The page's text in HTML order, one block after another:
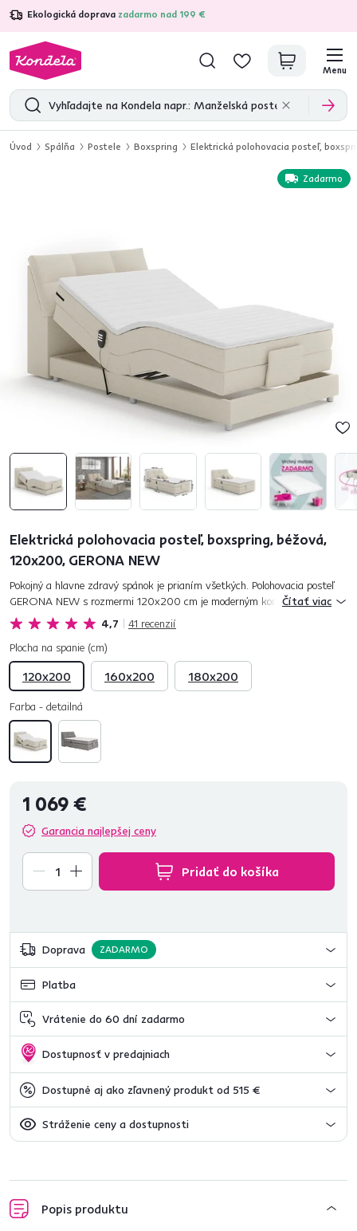
Ekologická doprava zadarmo nad 199 €
4,7 31 333overených produktových recenzií
Menu
Úvod Spálňa Postele Boxspring Elektrická polohovacia posteľ,
Zadarmo
Elektrická polohovacia posteľ, boxspring, béžová,
120x200, GERONA NEW
4,7 41 recenzií
Pokojný a hlavne zdravý spánok je prianím všetkých. Polohovacia posteľ
GERONA NEW s rozmermi 120x200 cm je moderným kontinentálnym
typom boxspringovej postele, ktorá nielenže úžasne vyzerá, ale...
Čítať viac
Plocha na spanie (cm)
120x200 160x200 180x200
Farba - detailná
1 069 €
Garancia najlepšej ceny
Pridať do košíka
Doprava ZADARMO
Platba
Vrátenie do 60 dní zadarmo
Dostupnosť v predajniach
Dostupné aj ako zľavnený produkt od 515 €
Stráženie ceny a dostupnosti
Popis produktu